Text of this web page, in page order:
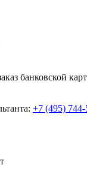
банковской
+7 (495)